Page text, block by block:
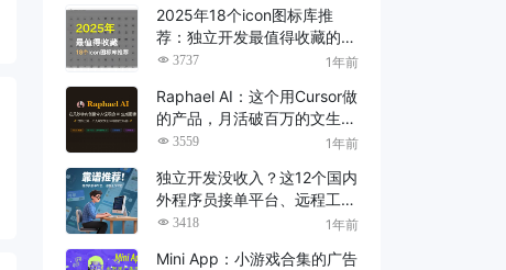
2025年18个icon图标库推
荐：独立开发最值得收藏的建
站素材资源
3737 1年前
Raphael AI：这个用Cursor做
的产品，月活破百万的文生图
神器3559 1年前
独立开发没收入？这12个国内
外程序员接单平台、远程工作
平台，靠谱推荐！
3418 1年前
Mini App：小游戏合集的广告